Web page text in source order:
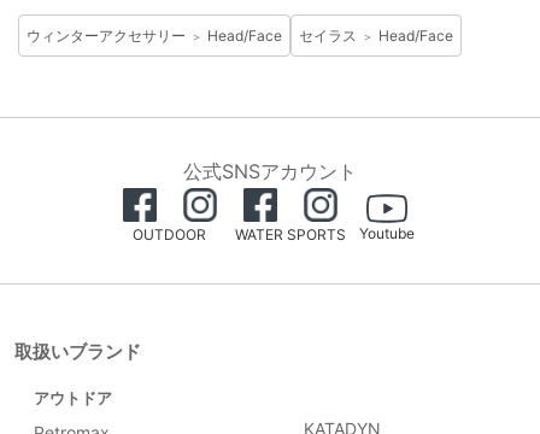
ウィンターアクセサリー ＞ Head/Face セイラス ＞ Head/Face
公式SNSアカウント
OUTDOOR WATER SPORTS Youtube
取扱いブランド
アウトドア
KATADYN